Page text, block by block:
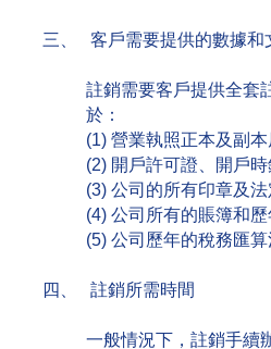
三、 客戶需要提供的數據和
註銷需要客戶提供全套
於：
(1) 營業執照正本及副
(2) 開戶許可證、開戶
(3) 公司的所有印章及
(4) 公司所有的賬簿和
(5) 公司歷年的稅務匯
四、 註銷所需時間
一般情況下，註銷手續